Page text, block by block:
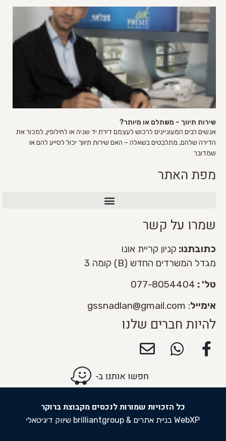
שירות תיווך – משתלם או מיותר?
אנשים רבים המעוניינים לרכוש לעצמם דירת יד שניה או לחילופין, למכור את
הדירה שלהם, מתלבטים בשאלה – האם שירות תיווך יכול לסייע להם או
שמדובר
מפת האתר
שמרו על קשר
כתובתנו: קניון קריית אונו
מגדל המשרדים החדש (B) קומה 3
טל' : 077-8054404
אימייל:
gssnadlan@gmail.com
להיות חברים שלנו
כל הזכויות שמורות לנכסים מקבוצת ברוקר
WebXP בניית אתרים & brilliantgroup שיווק דיגיטאלי